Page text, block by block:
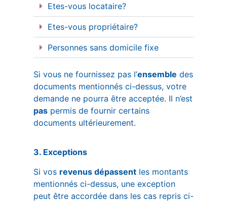
Etes-vous locataire?
Etes-vous propriétaire?
Personnes sans domicile fixe
Si vous ne fournissez pas l’ensemble des
documents mentionnés ci-dessus, votre
demande ne pourra être acceptée. Il n’est
pas permis de fournir certains
documents ultérieurement.
3. Exceptions
Si vos revenus dépassent les montants
mentionnés ci-dessus, une exception
peut être accordée dans les cas repris ci-